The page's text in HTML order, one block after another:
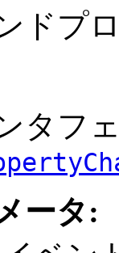
ドプ
タフ
ータ: